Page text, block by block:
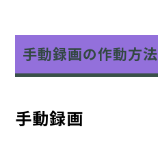
手動録画の作動方法
手動録画